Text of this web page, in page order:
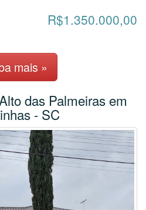
R$1.350.000,00
mais »
das Palmeiras em
- SC